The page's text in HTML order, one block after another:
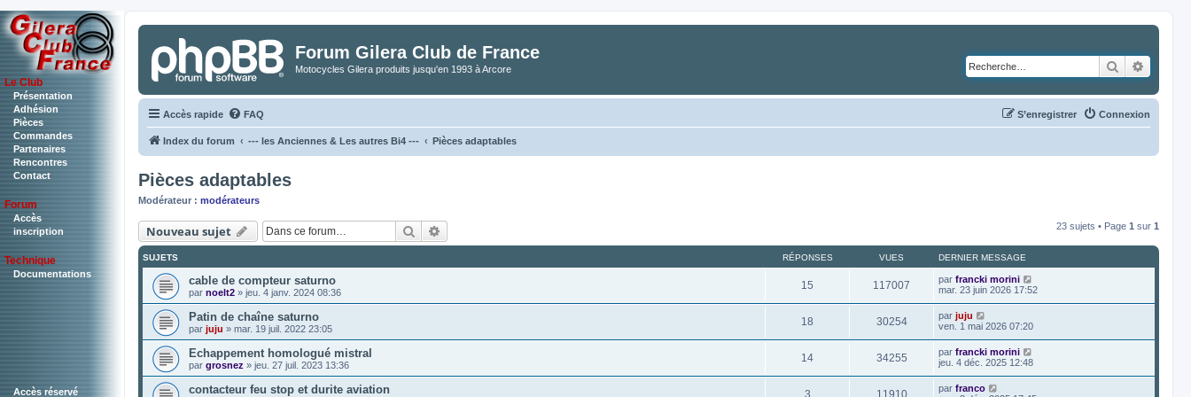
Le Club
Présentation
Adhésion
Pièces
Commandes
Partenaires
Rencontres
Contact
Forum
Accès
inscription
Technique
Documentations
Accès réservé
Forum Gilera Club de France
Motocycles Gilera produits jusqu'en 1993 à Arcore Rechercher
Accès rapide FAQ Connexion
S’enregistrer
Index du forum --- les Anciennes & Les autres Bi4 --- Pièces adaptables
Pièces adaptables
Modérateur : modérateurs
Nouveau sujet Rechercher 23 sujets • Page 1 sur 1
SUJETS RÉPONSES VUES DERNIER MESSAGE
cable de compteur saturno
par noelt2 » jeu. 4 janv. 2024 08:36
15 117007 par francki morini
mar. 23 juin 2026 17:52
Patin de chaîne saturno
par juju » mar. 19 juil. 2022 23:05
18 30254 par juju
ven. 1 mai 2026 07:20
Echappement homologué mistral
par grosnez » jeu. 27 juil. 2023 13:36
14 34255 par francki morini
jeu. 4 déc. 2025 12:48
contacteur feu stop et durite aviation 3 11910 par franco